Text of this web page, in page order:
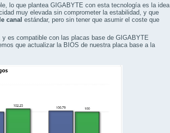
lo que plantea GIGABYTE con esta tecnología es la idea
muy elevada sin comprometer la estabilidad, y que
canal estándar, pero sin tener que asumir el coste que
, y es compatible con las placas base de GIGABYTE
que actualizar la BIOS de nuestra placa base a la